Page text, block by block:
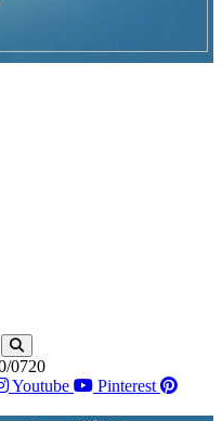
0720
Youtube
Pinterest